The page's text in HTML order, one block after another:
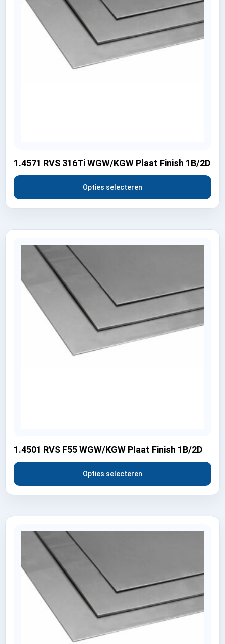
1.4571 RVS 316Ti WGW/KGW Plaat Finish 1B/2D
Opties selecteren
1.4501 RVS F55 WGW/KGW Plaat Finish 1B/2D
Opties selecteren